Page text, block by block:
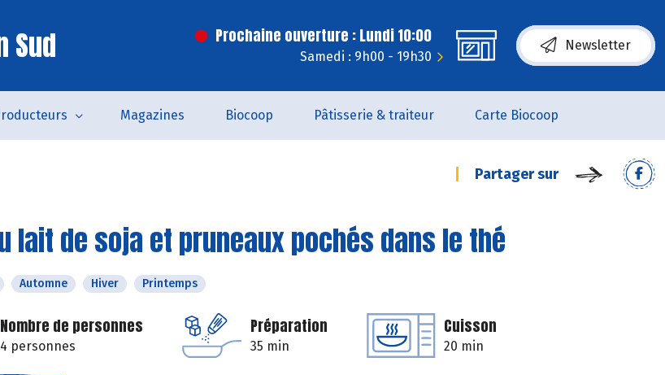
Sud Prochaine ouverture : Lundi 10:00
Samedi : 9h00 - 19h30
Newsletter
Magazines Biocoop Pâtisserie & traiteur Carte Biocoop
Partager sur
lait de soja et pruneaux pochés dans le thé
Automne Hiver Printemps
Nombre de personnes
4 personnes
Préparation
35 min
Cuisson
20 min